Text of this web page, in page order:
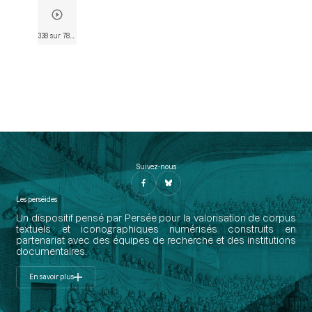
Suivez-nous
Les perséides
Un dispositif pensé par Persée pour la valorisation de corpus
textuels et iconographiques numérisés construits en
partenariat avec des équipes de recherche et des institutions
documentaires.
En savoir plus